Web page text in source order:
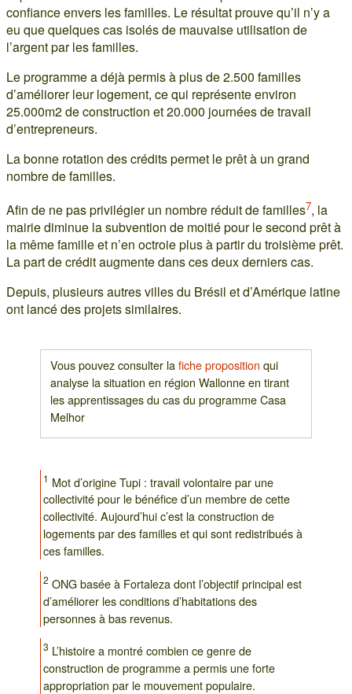
confiance envers les familles. Le résultat prouve qu’il n’y a
eu que quelques cas isolés de mauvaise utilisation de
l’argent par les familles.
Le programme a déjà permis à plus de 2.500 familles
d’améliorer leur logement, ce qui représente environ
25.000m2 de construction et 20.000 journées de travail
d’entrepreneurs.
La bonne rotation des crédits permet le prêt à un grand
nombre de familles.
Afin de ne pas privilégier un nombre réduit de familles7, la
mairie diminue la subvention de moitié pour le second prêt à
la même famille et n’en octroie plus à partir du troisième prêt.
La part de crédit augmente dans ces deux derniers cas.
Depuis, plusieurs autres villes du Brésil et d’Amérique latine
ont lancé des projets similaires.
Vous pouvez consulter lafiche proposition qui
analyse la situation en région Wallonne en tirant
les apprentissages du cas du programme Casa
Melhor
1 Mot d’origine Tupi : travail volontaire par une
collectivité pour le bénéfice d’un membre de cette
collectivité. Aujourd’hui c’est la construction de
logements par des familles et qui sont redistribués à
ces familles.
2 ONG basée à Fortaleza dont l’objectif principal est
d’améliorer les conditions d’habitations des
personnes à bas revenus.
3 L’histoire a montré combien ce genre de
construction de programme a permis une forte
appropriation par le mouvement populaire.